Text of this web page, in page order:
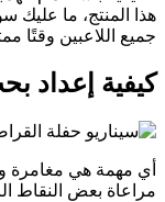
هذا المنتج، ما
جميع اللاعبين وقتًا
كيفية إعداد
أي مهمة هي مغامرة
مراعاة بعض النقاط